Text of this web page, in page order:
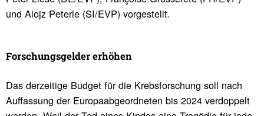
und Alojz Peterle (SI/EVP) vorgestellt.
Forschungs­gelder erhöhen
Das derzeitige Budget für die Krebsforschung soll nach
Auffassung der Europaabgeordneten bis 2024 verdoppelt